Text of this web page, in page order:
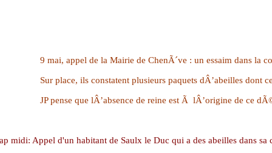
9 mai, appel de la Mairie de ChenÃ´ve : un essaim dans la
Sur place, ils constatent plusieurs paquets dÂ’abeilles dont
JP pense que lÂ’absence de reine est Ã lÂ’origine de ce
midi: Appel d'un habitant de Saulx le Duc qui a des abeilles dans